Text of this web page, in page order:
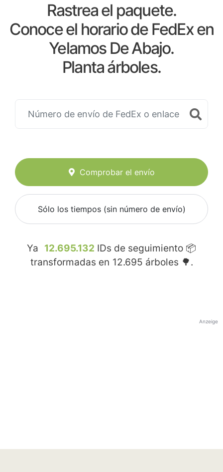
Rastrea el paquete.
Conoce el horario de FedEx en
Yelamos De Abajo.
Planta árboles.
Comprobar el envío
Sólo los tiempos (sin número de envío)
Ya 12.695.132 IDs de seguimiento 📦
transformadas en 12.695 árboles 🌳.
Anzeige